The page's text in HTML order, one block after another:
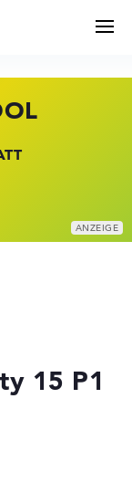
HP
15 P1